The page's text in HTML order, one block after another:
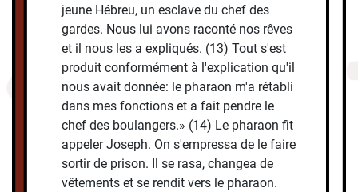
jeune Hébreu, un esclave du chef des
gardes. Nous lui avons raconté nos rêves
et il nous les a expliqués. (13) Tout s'est
produit conformément à l'explication qu'il
nous avait donnée: le pharaon m'a rétabli
dans mes fonctions et a fait pendre le
chef des boulangers.» (14) Le pharaon fit
appeler Joseph. On s'empressa de le faire
sortir de prison. Il se rasa, changea de
vêtements et se rendit vers le pharaon.